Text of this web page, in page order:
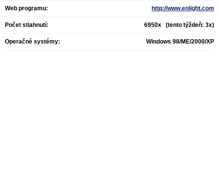
Web programu: http://www.enlight.com
Počet stiahnutí: 6950x (tento týždeň: 3x)
Operačné systémy: Windows 98/ME/2000/XP